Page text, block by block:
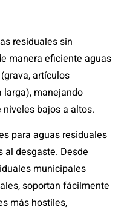
residuales sin
manera eficiente aguas
artículos
larga), manejando
bajos a altos.
para aguas residuales
al desgaste. Desde
municipales
soportan fácilmente
más hostiles,